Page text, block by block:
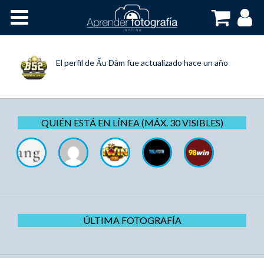
El perfil de Ấu Dâm fue actualizado hace un año
QUIÉN ESTÁ EN LÍNEA (MÁX. 30 VISIBLES)
ÚLTIMA FOTOGRAFÍA